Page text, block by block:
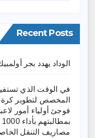
Recent Posts
الوداد يهدد بجر
في الوقت الذي
المخصص لتطوير كرة
فوجئ أولياء أمور
مصاريف التنقل